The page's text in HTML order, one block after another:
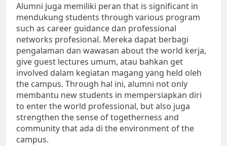
Alumni juga memiliki peran that is significant in
mendukung students through various program
such as career guidance dan professional
networks profesional. Mereka dapat berbagi
pengalaman dan wawasan about the world kerja,
give guest lectures umum, atau bahkan get
involved dalam kegiatan magang yang held oleh
the campus. Through hal ini, alumni not only
membantu new students in mempersiapkan diri
to enter the world professional, but also juga
strengthen the sense of togetherness and
community that ada di the environment of the
campus.